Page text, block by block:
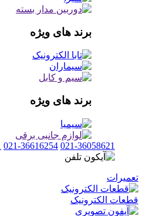
برند های ویژه
برند های ویژه
021-36058621
021-36616254
تعمیرات
قطعات الکترونیک